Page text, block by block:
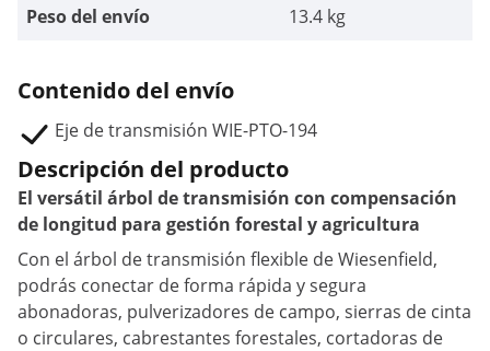
Peso del envío 13.4 kg
Contenido del envío
Eje de transmisión WIE-PTO-194
Descripción del producto
El versátil árbol de transmisión con compensación
de longitud para gestión forestal y agricultura
Con el árbol de transmisión flexible de Wiesenfield,
podrás conectar de forma rápida y segura
abonadoras, pulverizadores de campo, sierras de cinta
o circulares, cabrestantes forestales, cortadoras de